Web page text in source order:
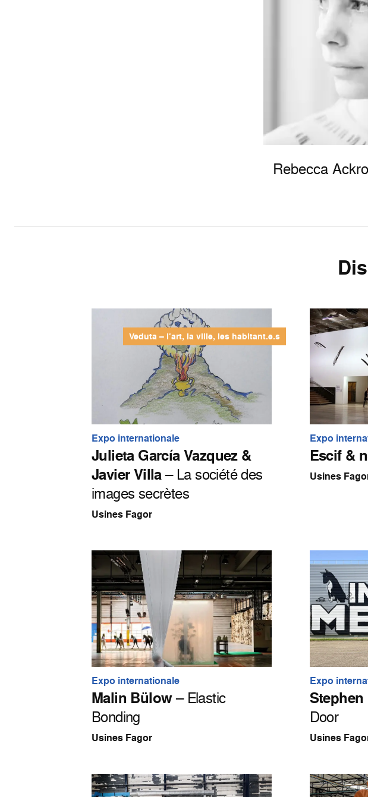
Rebecca
Veduta – l’art, la ville, les habitant.e.s
Expo internationale
Julieta García Vazquez &
Javier Villa– La société des
images secrètes
Usines Fagor
Expo
Escif &
Usines
Expo internationale
Malin Bülow– Elastic
Bonding
Usines Fagor
Expo
Door
Usines